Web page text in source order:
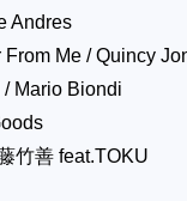
Andres
From Me / Quincy
/ Mario Biondi
竹善 feat.TOKU